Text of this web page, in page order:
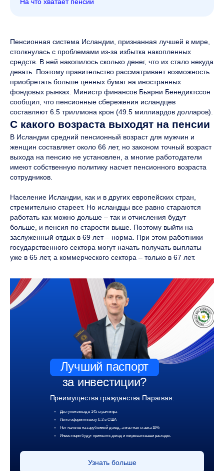
Пенсионная система Исландии, признанная лучшей в мире,
столкнулась с проблемами из-за избытка накопленных
средств. В ней накопилось сколько денег, что их стало некуда
девать. Поэтому правительство рассматривает возможность
приобретать больше ценных бумаг на иностранных
фондовых рынках. Министр финансов Бьярни Бенедиктссон
сообщил, что пенсионные сбережения исландцев
составляют 6.5 триллиона крон (49.5 миллиардов долларов).
С какого возраста выходят на пенсии
В Исландии средний пенсионный возраст для мужчин и
женщин составляет около 66 лет, но законом точный возраст
выхода на пенсию не установлен, а многие работодатели
имеют собственную политику насчет пенсионного возраста
сотрудников.
Население Исландии, как и в других европейских стран,
стремительно стареет. Но исландцы все равно стараются
работать как можно дольше – так и отчисления будут
больше, и пенсия по старости выше. Поэтому выйти на
заслуженный отдых в 69 лет – норма. При этом работники
государственного сектора могут начать получать выплаты
уже в 65 лет, а коммерческого сектора – только в 67 лет.
Лучший паспорт
за инвестиции?
Преимущества гражданства Парагвая:
Доступен въезд в 145 стран мира
Легко оформить визу Е-2 в США
Нет налогов на зарубежный доход, а местная ставка 10%
Инвестиции будут приносить доход и покрывать ваши расходы.
Узнать больше